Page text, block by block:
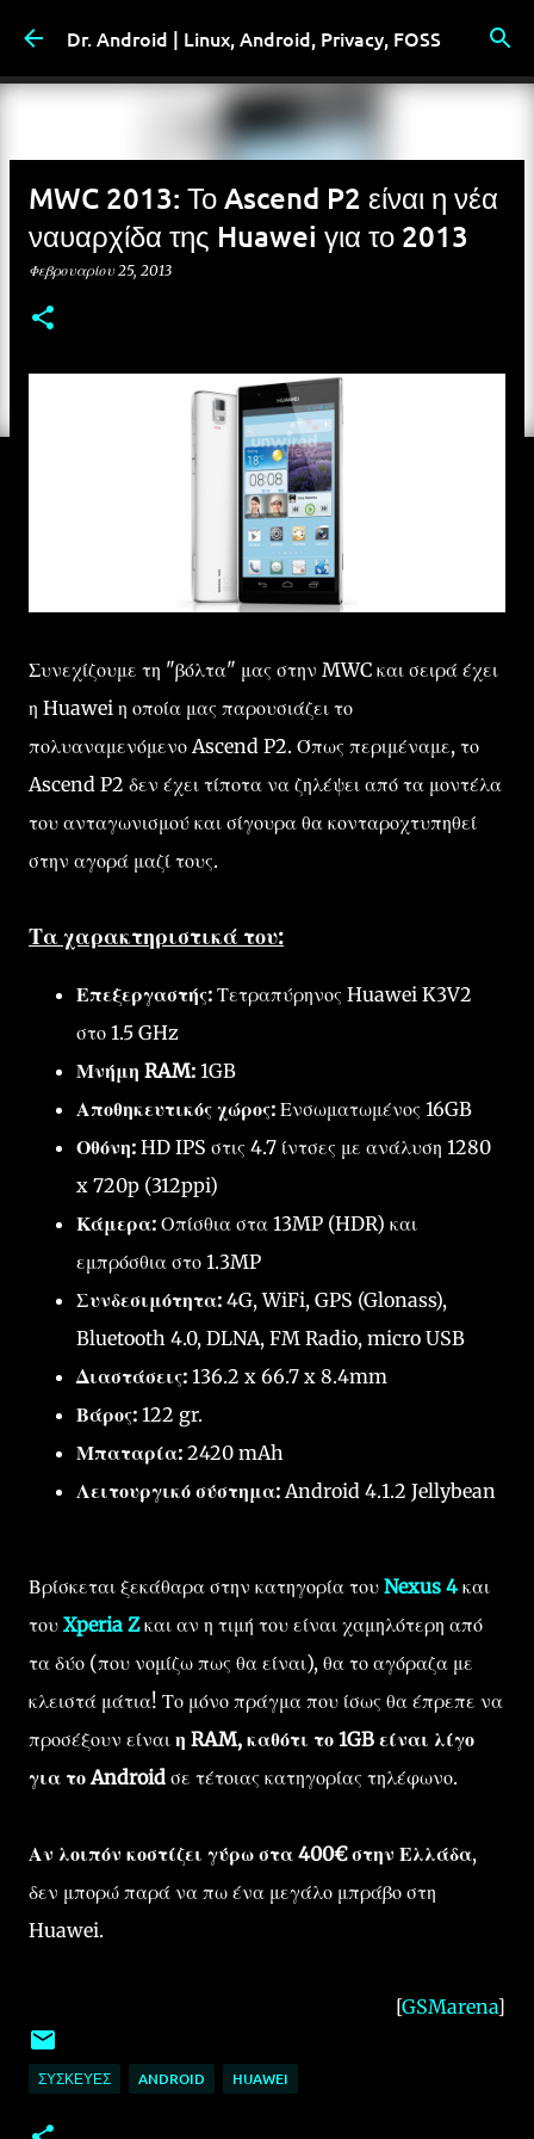
Μετάβαση στο κύριο περιεχόμενο
Dr. Android | Linux, Android, Privacy, FOSS
MWC 2013: Το Ascend P2 είναι η νέα
ναυαρχίδα της Huawei για το 2013
Φεβρουαρίου 25, 2013
Συνεχίζουμε τη "βόλτα" μας στην MWC και σειρά έχει
η Huawei η οποία μας παρουσιάζει το
πολυαναμενόμενο Ascend P2. Όπως περιμέναμε, το
Ascend P2 δεν έχει τίποτα να ζηλέψει από τα μοντέλα
του ανταγωνισμού και σίγουρα θα κονταροχτυπηθεί
στην αγορά μαζί τους.
Τα χαρακτηριστικά του:
Επεξεργαστής: Τετραπύρηνος Huawei K3V2
στο 1.5 GHz
Μνήμη RAM: 1GB
Αποθηκευτικός χώρος: Ενσωματωμένος 16GB
Οθόνη: HD IPS στις 4.7 ίντσες με ανάλυση 1280
x 720p (312ppi)
Κάμερα: Οπίσθια στα 13MP (HDR) και
εμπρόσθια στο 1.3MP
Συνδεσιμότητα: 4G, WiFi, GPS (Glonass),
Bluetooth 4.0, DLNA, FM Radio, micro USB
Διαστάσεις: 136.2 x 66.7 x 8.4mm
Βάρος: 122 gr.
Μπαταρία: 2420 mAh
Λειτουργικό σύστημα: Android 4.1.2 Jellybean
Βρίσκεται ξεκάθαρα στην κατηγορία του Nexus 4και
του Xperia Zκαι αν η τιμή του είναι χαμηλότερη από
τα δύο (που νομίζω πως θα είναι), θα το αγόραζα με
κλειστά μάτια! Το μόνο πράγμα που ίσως θα έπρεπε να
προσέξουν είναι η RAM, καθότι το 1GB είναι λίγο
για το Android σε τέτοιας κατηγορίας τηλέφωνο.
Αν λοιπόν κοστίζει γύρω στα 400€ στην Ελλάδα,
δεν μπορώ παρά να πω ένα μεγάλο μπράβο στη
Huawei.
[GSMarena]
ΣΥΣΚΕΥΈΣ ANDROID HUAWEI